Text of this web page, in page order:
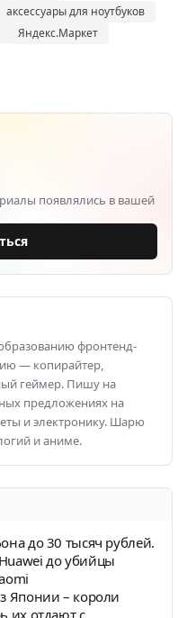
аксессуары для ноутбуков
Яндекс.Маркет
появлялись в вашей
фронтенд-
— копирайтер,
геймер. Пишу на
предложениях на
и электронику. Шарю
и аниме.
до 30 тысяч рублей.
до убийцы
Японии – короли